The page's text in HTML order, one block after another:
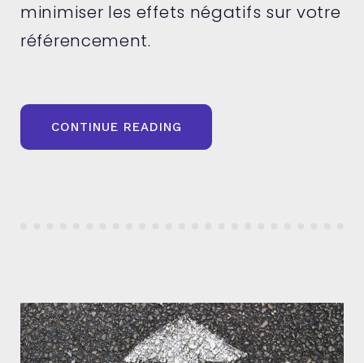
minimiser les effets négatifs sur votre
référencement.
CONTINUE READING
CODE